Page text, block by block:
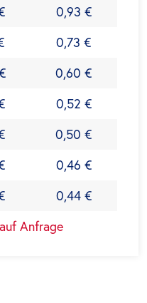
0,93 €
0,73 €
0,60 €
0,52 €
0,50 €
0,46 €
0,44 €
auf Anfrage